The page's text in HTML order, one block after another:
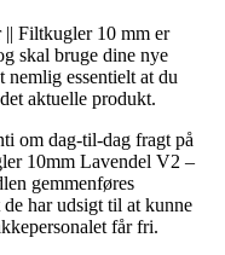
|| Filtkugler 10 mm er
skal bruge dine nye
nemlig essentielt at du
aktuelle produkt.
om dag-til-dag fragt på
10mm Lavendel V2 –
gemmenføres
har udsigt til at kunne
får fri.